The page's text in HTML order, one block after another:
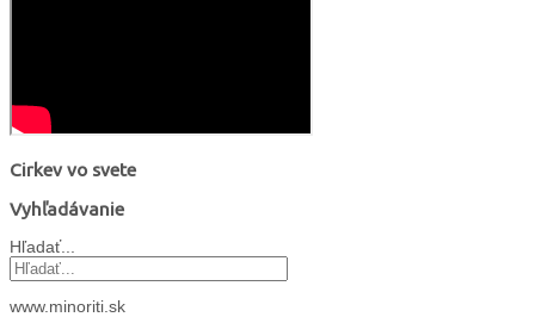
Cirkev vo svete
Vyhľadávanie
Hľadať...
www.minoriti.sk